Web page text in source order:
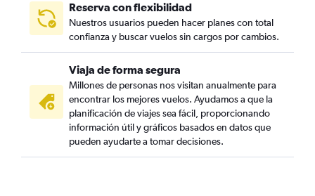
Reserva con flexibilidad
Nuestros usuarios pueden hacer planes con total
confianza y buscar vuelos sin cargos por cambios.
Viaja de forma segura
Millones de personas nos visitan anualmente para
encontrar los mejores vuelos. Ayudamos a que la
planificación de viajes sea fácil, proporcionando
información útil y gráficos basados en datos que
pueden ayudarte a tomar decisiones.